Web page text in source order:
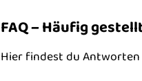
FAQ – Häufig
Hier findest du Antworten